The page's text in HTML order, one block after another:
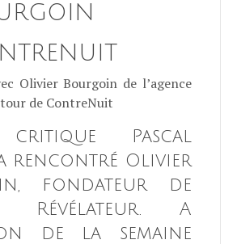
Olivier Bourgoin de l’agence
de ContreNuit
Pascal
rencontré Olivier
fondateur de
Révélateur. A
de la semaine